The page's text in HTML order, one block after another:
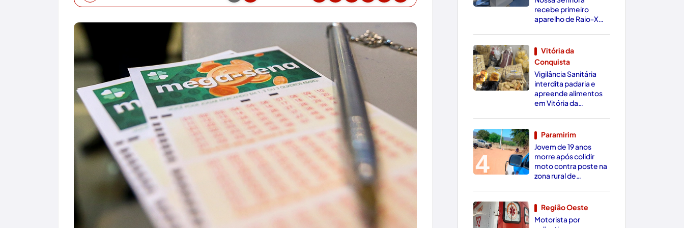
recebe primeiro
aparelho de Raio-X
3
Vitória da
Conquista
Vigilância Sanitária
interdita padaria e
apreende alimentos
em Vitória da
4
Paramirim
Jovem de 19 anos
morre após colidir
moto contra poste na
zona rural de
Região Oeste
Motorista por